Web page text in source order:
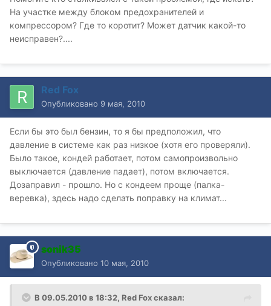
На участке между блоком предохранителей и
компрессором? Где то коротит? Может датчик какой-то
неисправен?....
Red Fox
Опубликовано 9 мая, 2010
Если бы это был бензин, то я бы предположил, что
давление в системе как раз низкое (хотя его проверяли).
Было такое, кондей работает, потом самопроизвольно
выключается (давление падает), потом включается.
Дозаправил - прошло. Но с кондеем проще (палка-
веревка), здесь надо сделать поправку на климат...
sonik35
Опубликовано 10 мая, 2010
В 09.05.2010 в 18:32, Red Fox сказал: